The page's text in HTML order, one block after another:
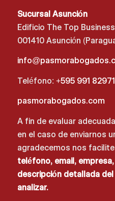
Sucursal Asunción
Edificio The Top
001410 Asunción
Teléfono: +595 991
pasmorabogados.com
A fin de evaluar
en el caso de enviarnos
agradecemos nos
teléfono, email,
descripción detallada
analizar.